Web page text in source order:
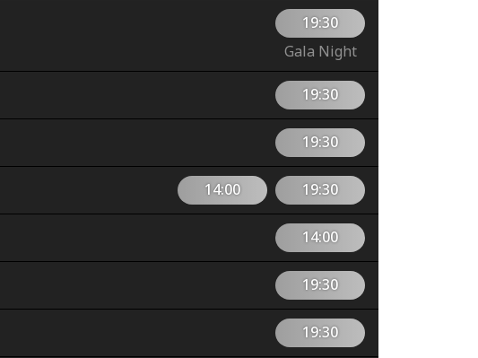
19:30
Gala Night
19:30
19:30
14:00 19:30
14:00
19:30
19:30